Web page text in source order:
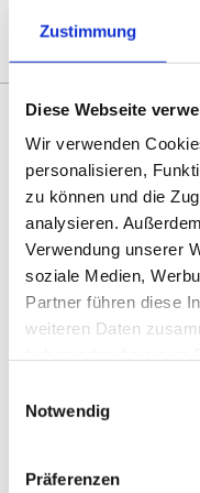
Zustimmung
Diese Webseite
Wir verwenden
personalisieren,
zu können und die
analysieren.
Verwendung unserer
soziale Medien,
Partner führen diese
weiteren Daten
Notwendig
Präferenzen